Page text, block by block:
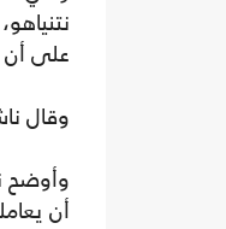
على أن
وقال
وأوضح
أن